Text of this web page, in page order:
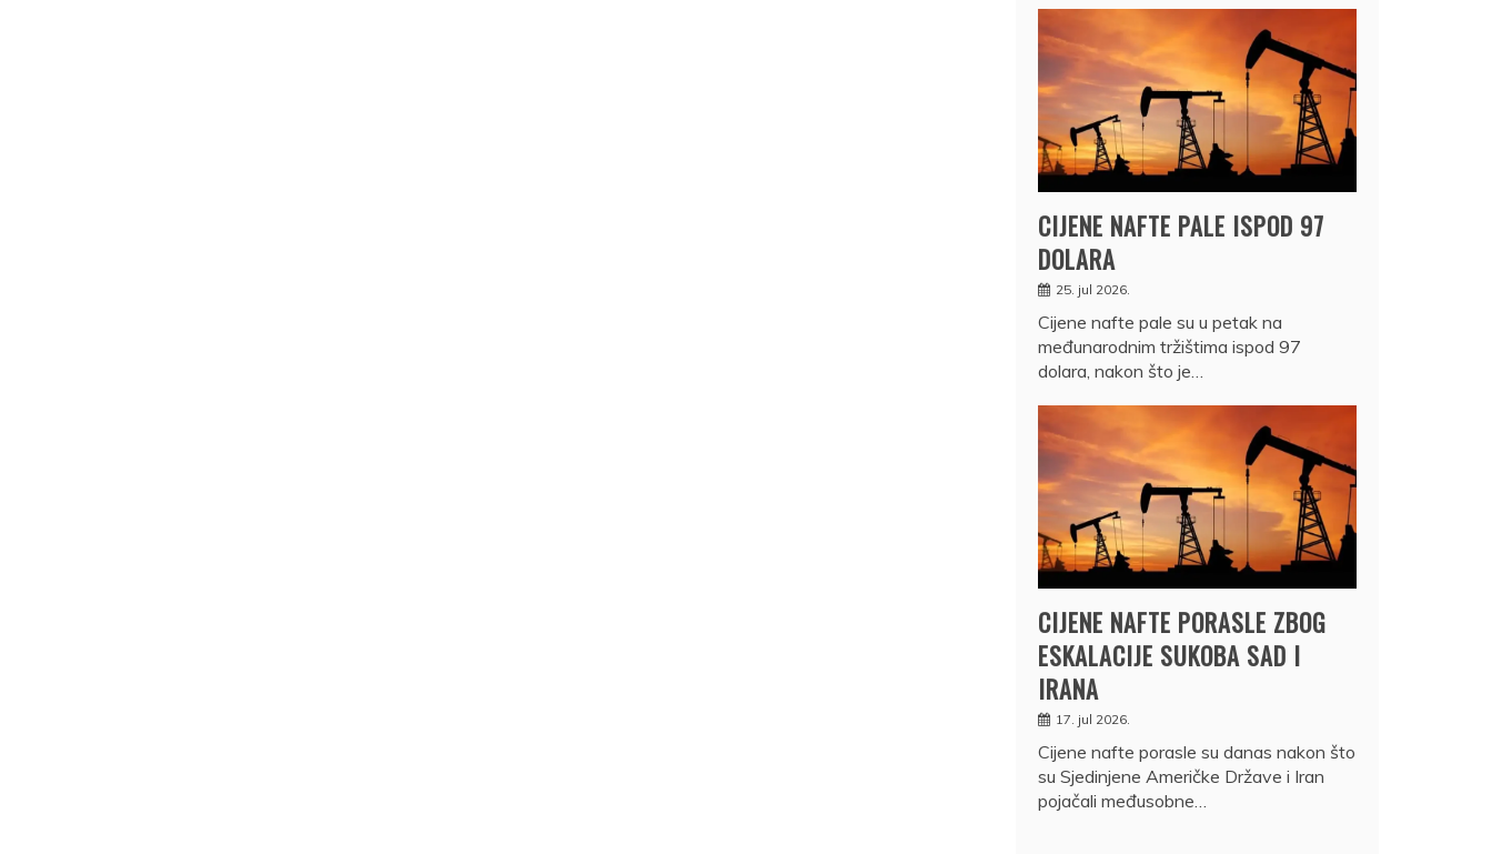
CIJENE NAFTE PALE ISPOD 97
DOLARA
25. jul 2026.
Cijene nafte pale su u petak na
međunarodnim tržištima ispod 97
dolara, nakon što je…
CIJENE NAFTE PORASLE ZBOG
ESKALACIJE SUKOBA SAD I
IRANA
17. jul 2026.
Cijene nafte porasle su danas nakon što
su Sjedinjene Američke Države i Iran
pojačali međusobne…